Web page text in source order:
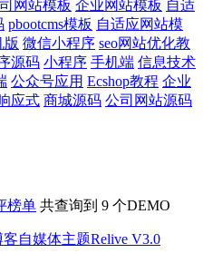
网站模板 企业网站模板 自适
pbootcms模板 自适应网站模
版 微信小程序 seo网站优化教
源码 小程序 手机端 信息技术
公众号应用 Ecshop教程 企业
应式 商城源码 公司网站源码
榜单 共查询到 9 个DEMO